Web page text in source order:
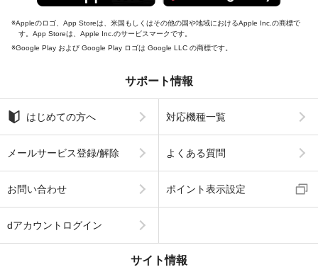
Appleのロゴ、App Storeは、米国もしくはその他の国や地域におけるApple Inc.の商標で
す。App Storeは、Apple Inc.のサービスマークです。
Google Play および Google Play ロゴは Google LLC の商標です。
サポート情報
はじめての方へ 対応機種一覧
メールサービス登録/解除 よくある質問
お問い合わせ ポイント表示設定
dアカウントログイン
サイト情報